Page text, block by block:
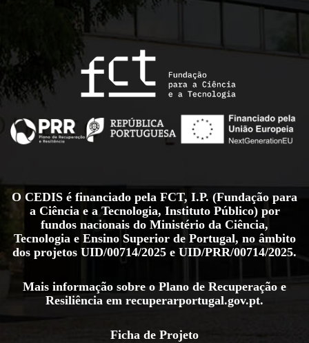
O CEDIS é financiado pela FCT, I.P. (Fundação para
a Ciência e a Tecnologia, Instituto Público) por
fundos nacionais do Ministério da Ciência,
Tecnologia e Ensino Superior de Portugal, no âmbito
dos projetos UID/00714/2025 e UID/PRR/00714/2025.
Mais informação sobre o Plano de Recuperação e
Resiliência em recuperarportugal.gov.pt.
Ficha de Projeto